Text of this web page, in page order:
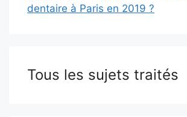
dentaire à Paris en 2019 ?
Tous les sujets traités